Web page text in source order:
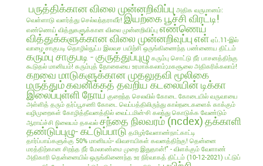
பருத்திக்கான விலை முன்னறிவிப்பு அதிக வருமானம்:
வெள்ளாடு வளர்த்து செல்வந்தராவீர்! இயற்கை பூச்சி விரட்டி!
எண்ணெய் வித்துகளுக்கான விலை முன்னறிவிப்பு எண்ணெய்
வித்துக்களுக்கான விலை முன்னறிவுப்புஎள் ஏப்.11-இல்
வாழை சாகுபடி தொழில்நுட்ப இலவச பயிற்சி ஒருங்கிணைந்த பண்ணைய திட்டம்
கரும்பு சாகுபடி - குருத்துப்புழு கரும்பு சொட்டு நீர் பாசனத்திற்கு
கூடுதல் மானியம்! கரும்புத் தோகையை உரமாக்கலாம்;மகசூலை அதிகரிக்கலாம்!
கறவை மாடுகளுக்கான முதலுதவி மூலிகை
மருத்தும்கவனிக்கத் தவறிய கடலையின் டிக்கா
இலைப்புள்ளி நோய் குறைந்த செலவில் கோடை கோடையில் வருவாயை
அள்ளித் தரும் தர்ப்பூசணி கோடை வெப்பத்திலிருந்து கால்நடைகளைக் காக்கும்
வழிமுறைகள் கோழித்தீவனத்தில் வைட்டமின்-சி கலந்து கொடுக்க வேண்டும்
ஆராய்ச்சி நிலையம் தகவல் சந்தை நிலவரம் (ncdex)தக்காளி
தண்டுப்புழு- கட்டுப்பாடு தமிழர்வேளாண்நாட்காட்டி
தார்ப்பாய்களுக்கு 50% மானியம்- விவசாயிகள் கவனத்திற்கு! தென்னை
மரத்திற்கான சிறந்த நீர் மேலாண்மை முறை இதுதான்!" - விளக்கும் வேளாண்
அதிகாரி தென்னையில் ஒருங்கிணைந்த உர நிர்வாகத் திட்டம் (10-12-2021) பட்டுப்